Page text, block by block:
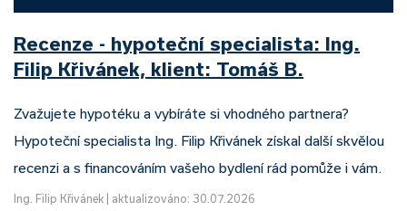
Recenze - hypoteční specialista: Ing.
Filip Křivánek, klient: Tomáš B.
Zvažujete hypotéku a vybíráte si vhodného partnera?
Hypoteční specialista Ing. Filip Křivánek získal další skvělou
recenzi a s financováním vašeho bydlení rád pomůže i vám.
Ing. Filip Křivánek
aktualizováno: 30.07.2026